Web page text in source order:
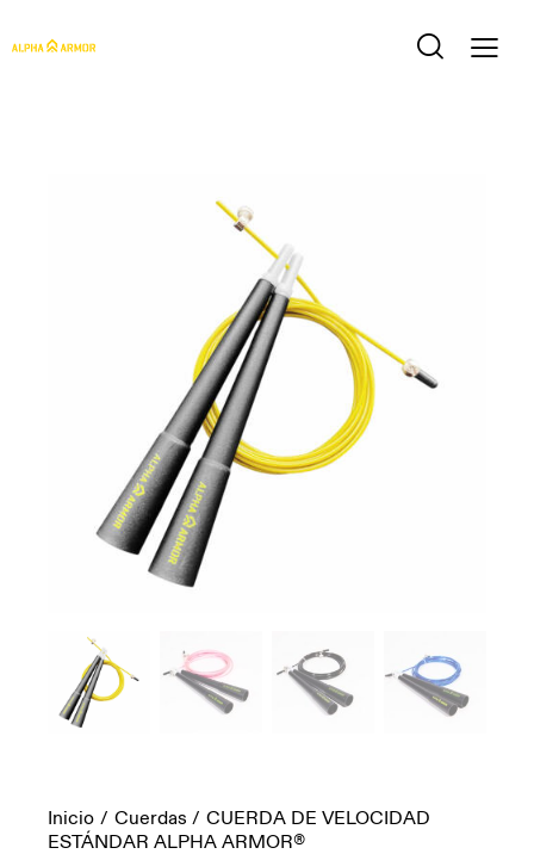
Inicio Cuerdas
CUERDA DE VELOCIDAD
ESTÁNDAR ALPHA ARMOR®